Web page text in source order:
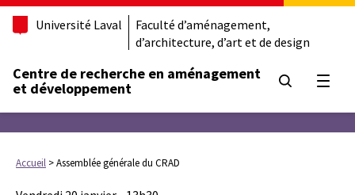
Université Laval
Faculté d’aménagement,
d’architecture, d’art et de design
Centre de recherche en aménagement
et développement
Accueil >Assemblée générale du CRAD